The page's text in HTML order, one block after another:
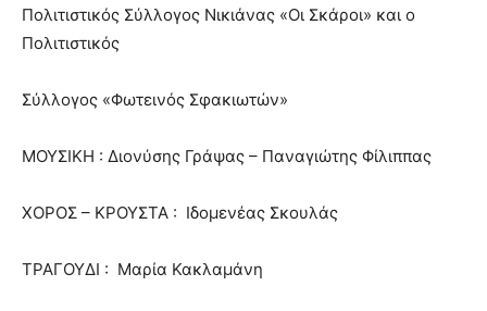
Πολιτιστικός Σύλλογος Νικιάνας «Οι Σκάροι» και ο
Πολιτιστικός
Σύλλογος «Φωτεινός Σφακιωτών»
ΜΟΥΣΙΚΗ : Διονύσης Γράψας – Παναγιώτης Φίλιππας
ΧΟΡΟΣ – ΚΡΟΥΣΤΑ : Ιδομενέας Σκουλάς
ΤΡΑΓΟΥΔΙ : Μαρία Κακλαμάνη